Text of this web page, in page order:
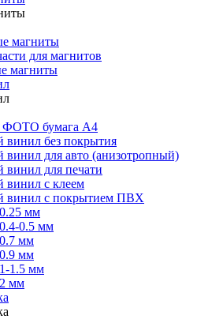
магниты
для магнитов
магниты
ФОТО бумага А4
без покрытия
для авто (анизотропный)
для печати
с клеем
винил с покрытием ПВХ
мм
0.5 мм
мм
мм
1.5 мм
мм